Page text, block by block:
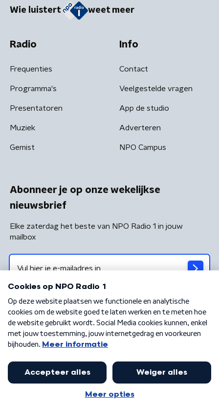
Wie luistert weet meer
Radio
Frequenties
Programma's
Presentatoren
Muziek
Gemist
Info
Contact
Veelgestelde vragen
App de studio
Adverteren
NPO Campus
Abonneer je op onze wekelijkse
nieuwsbrief
Elke zaterdag het beste van NPO Radio 1 in jouw
mailbox
Algemene voorwaarden